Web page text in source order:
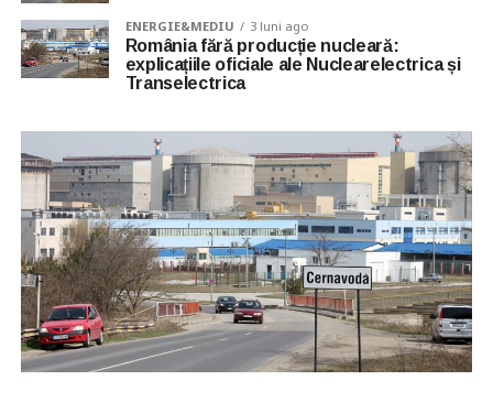
ENERGIE&MEDIU 3 luni ago
România fără producție nucleară:
explicațiile oficiale ale Nuclearelectrica și
Transelectrica